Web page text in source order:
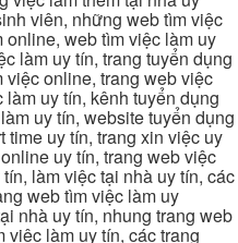
viên, những web tìm việc
online, web tìm việc làm uy
làm uy tín, trang tuyển dụng
việc online, trang web việc
uy tín, kênh tuyển dụng
uy tín, website tuyển dụng
time uy tín, trang xin việc uy
uy tín, trang web việc
làm việc tại nhà uy tín, các
web tìm việc làm uy
nhà uy tín, nhung trang web
việc làm uy tín, các trang